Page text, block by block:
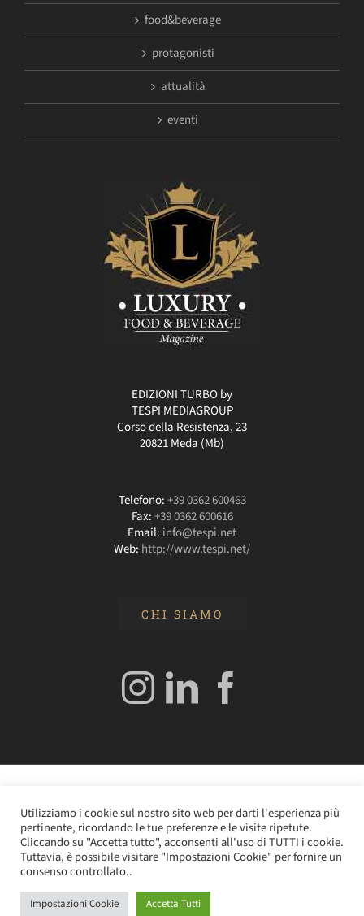
food&beverage
protagonisti
attualità
eventi
EDIZIONI TURBO by
TESPI MEDIAGROUP
Corso della Resistenza, 23
20821 Meda (Mb)
Telefono:+39 0362 600463
Fax:+39 0362 600616
Email: info@tespi.net
Web: http://www.tespi.net/
CHI SIAMO
Angelo Frigerio -Cookie Policy–Privacy Policy- P.IVA
0362610964
InstagramLinkedIn
Utilizziamo i cookie sul nostro sito web per darti l'esperienza più
pertinente, ricordando le tue preferenze e le visite ripetute.
Cliccando su "Accetta tutto", acconsenti all'uso di TUTTI i cookie.
Tuttavia, è possibile visitare "Impostazioni Cookie" per fornire un
consenso controllato..
Impostazioni Cookie Accetta Tutti